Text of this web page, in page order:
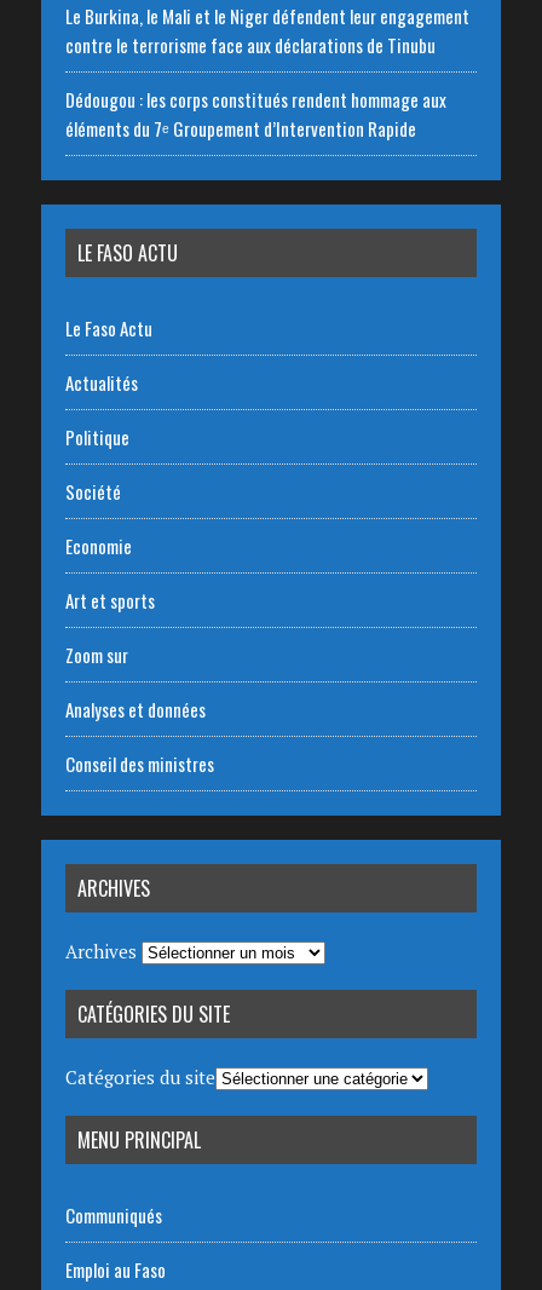
Le Burkina, le Mali et le Niger défendent leur engagement
contre le terrorisme face aux déclarations de Tinubu
Dédougou : les corps constitués rendent hommage aux
éléments du 7ᵉ Groupement d’Intervention Rapide
LE FASO ACTU
Le Faso Actu
Actualités
Politique
Société
Economie
Art et sports
Zoom sur
Analyses et données
Conseil des ministres
ARCHIVES
Archives
CATÉGORIES DU SITE
Catégories du site
MENU PRINCIPAL
Communiqués
Emploi au Faso